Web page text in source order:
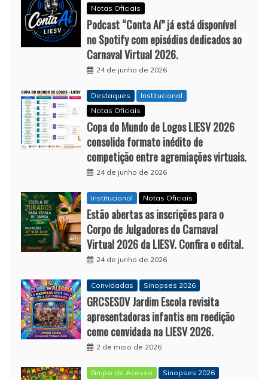
Notas Oficiais
Podcast “Conta Aí” já está disponível
no Spotify com episódios dedicados ao
Carnaval Virtual 2026.
24 de junho de 2026
Destaques
Institucional
Notas Oficiais
Copa do Mundo de Logos LIESV 2026
consolida formato inédito de
competição entre agremiações virtuais.
24 de junho de 2026
Institucional Notas Oficiais
Estão abertas as inscrições para o
Corpo de Julgadores do Carnaval
Virtual 2026 da LIESV. Confira o edital.
24 de junho de 2026
Convidadas Sinopses 2026
GRCSESDV Jardim Escola revisita
apresentadoras infantis em reedição
como convidada na LIESV 2026.
2 de maio de 2026
Grupo de Acesso Sinopses 2026